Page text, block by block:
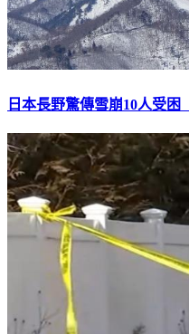
日本長野驚傳雪崩10人受